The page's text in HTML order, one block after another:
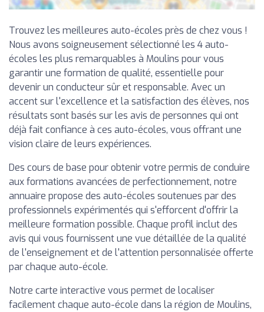
Trouvez les meilleures auto-écoles près de chez vous !
Nous avons soigneusement sélectionné les 4 auto-
écoles les plus remarquables à Moulins pour vous
garantir une formation de qualité, essentielle pour
devenir un conducteur sûr et responsable. Avec un
accent sur l'excellence et la satisfaction des élèves, nos
résultats sont basés sur les avis de personnes qui ont
déjà fait confiance à ces auto-écoles, vous offrant une
vision claire de leurs expériences.
Des cours de base pour obtenir votre permis de conduire
aux formations avancées de perfectionnement, notre
annuaire propose des auto-écoles soutenues par des
professionnels expérimentés qui s'efforcent d'offrir la
meilleure formation possible. Chaque profil inclut des
avis qui vous fournissent une vue détaillée de la qualité
de l'enseignement et de l'attention personnalisée offerte
par chaque auto-école.
Notre carte interactive vous permet de localiser
facilement chaque auto-école dans la région de Moulins,